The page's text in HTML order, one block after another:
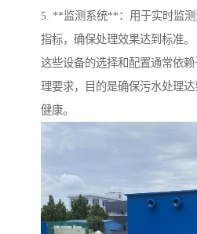
5. **监测系统**：用于实时监
指标，确保处理效果达到标准。
这些设备的选择和配置通常依
理要求，目的是确保污水处理
健康。